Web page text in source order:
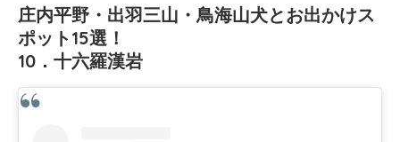
庄内平野・出羽三山・鳥海山犬とお出かけス
ポット15選！
10．十六羅漢岩